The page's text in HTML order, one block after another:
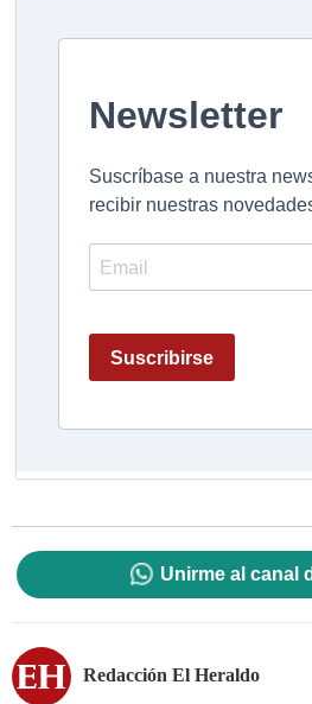
Unirme al canal
Redacción El Heraldo